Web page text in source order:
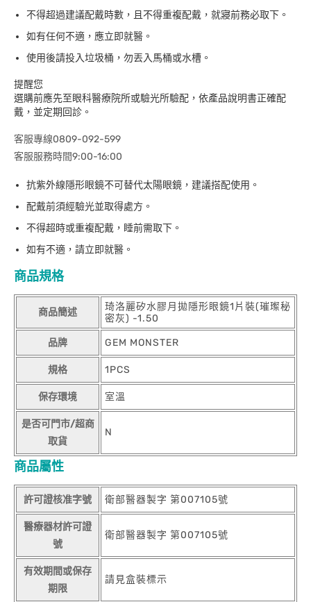
不得超過建議配戴時數，且不得重複配戴，就寢前務必取下。
如有任何不適，應立即就醫。
使用後請投入垃圾桶，勿丟入馬桶或水槽。
提醒您
選購前應先至眼科醫療院所或驗光所驗配，依產品說明書正確配
戴，並定期回診。
客服專線0809-092-599
客服服務時間9:00-16:00
抗紫外線隱形眼鏡不可替代太陽眼鏡，建議搭配使用。
配戴前須經驗光並取得處方。
不得超時或重複配戴，睡前需取下。
如有不適，請立即就醫。
商品規格
商品簡述
琦洛麗矽水膠月拋隱形眼鏡1片裝(璀璨秘
密灰) -1.50
品牌 GEM MONSTER
規格 1PCS
保存環境 室溫
是否可門市/超商
取貨
N
商品屬性
許可證核准字號 衛部醫器製字 第007105號
醫療器材許可證
號
衛部醫器製字 第007105號
有效期間或保存
期限
請見盒裝標示